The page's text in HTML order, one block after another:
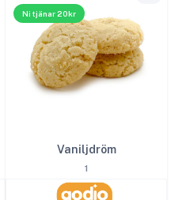
Ni tjänar 20kr
Vaniljdröm
1